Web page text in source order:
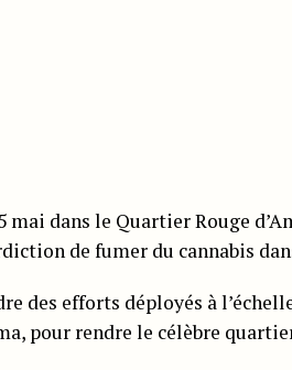
dans le Quartier Rouge
de fumer du cannabis
des efforts déployés à
pour rendre le célèbre